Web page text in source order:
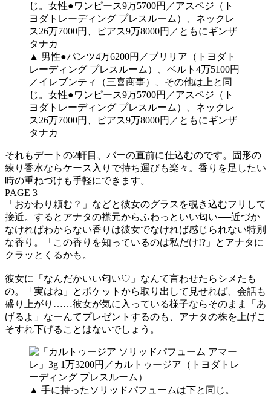
▲ 男性●パンツ4万6200円／ブリリア（トヨダト
レーディング プレスルーム）、ベルト4万5100円
／イレブンティ（三喜商事）、その他は上と同
じ。女性●ワンピース9万5700円／アスペジ（ト
ヨダトレーディング プレスルーム）、ネックレ
ス26万7000円、ピアス9万8000円／ともにギンザ
タナカ
それもデートの2軒目、バーの直前に仕込むのです。固形の
練り香水ならケース入りで持ち運びも楽々。香りを足したい
時の重ねづけも手軽にできます。
PAGE 3
「おかわり頼む？」などと彼女のグラスを覗き込むフリして
接近。するとアナタの襟元からふわっといい匂い──近づか
なければわからない香りは彼女でなければ感じられない特別
な香り。「この香りを知っているのは私だけ!?」とアナタに
クラッとくるかも。
彼女に「なんだかいい匂い♡」なんて言わせたらシメたも
の。「実はね」とポケットから取り出して見せれば、会話も
盛り上がり……彼女が気に入っている様子ならそのまま「あ
げるよ」なーんてプレゼントするのも、アナタの株を上げこ
そすれ下げることはないでしょう。
▲ 手に持ったソリッドパフュームは下と同じ。